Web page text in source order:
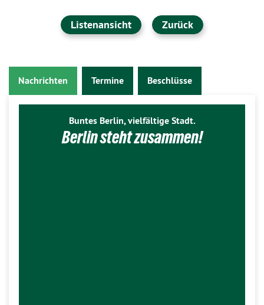
Listenansicht Zurück
Nachrichten Termine Beschlüsse
Buntes Berlin, vielfältige Stadt.
Berlin steht zusammen!